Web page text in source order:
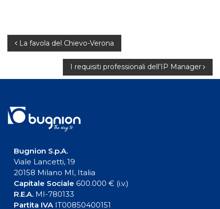
Navigazione
La favola del Chievo-Verona
I requisiti professionali dell’IP Manager
Bugnion S.p.A.
Viale Lancetti, 19
20158 Milano MI, Italia
Capitale Sociale 600.000 € (i.v.)
R.E.A.MI-780133
Partita IVAIT00850400151